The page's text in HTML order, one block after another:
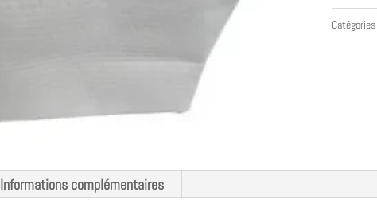
filtre
BOFA
Catégories
Informations complémentaires